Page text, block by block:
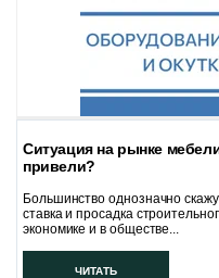
Ситуация на рынке
привели?
Большинство однозначно
ставка и просадка
экономике и в обществе...
ЧИТАТЬ